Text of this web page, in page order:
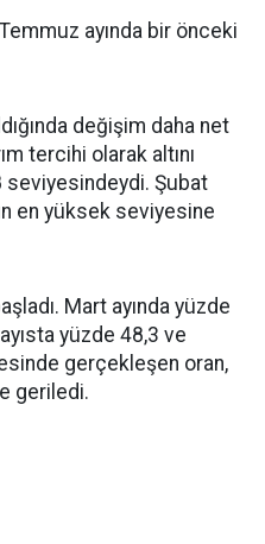
ayında bir önceki
değişim daha net
tercihi olarak altını
seviyesindeydi. Şubat
en yüksek seviyesine
Mart ayında yüzde
yüzde 48,3 ve
gerçekleşen oran,
geriledi.